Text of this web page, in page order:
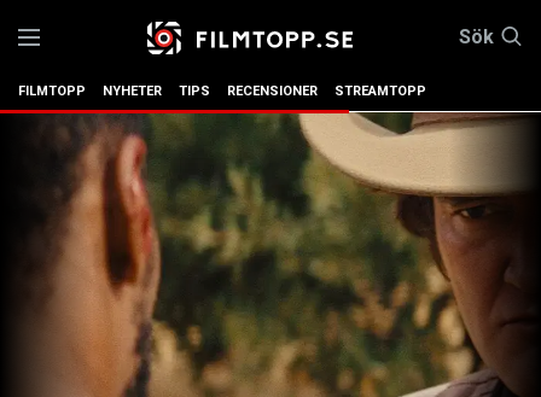
Sök
FILMTOPP NYHETER TIPS RECENSIONER STREAMTOPP